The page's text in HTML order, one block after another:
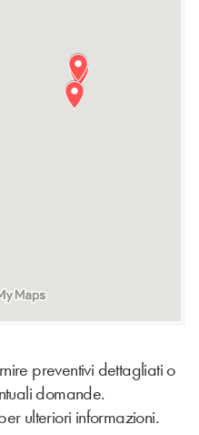
preventivi dettagliati o
domande.
ulteriori informazioni.